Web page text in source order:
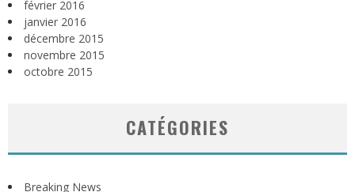
février 2016
janvier 2016
décembre 2015
novembre 2015
octobre 2015
CATÉGORIES
Breaking News